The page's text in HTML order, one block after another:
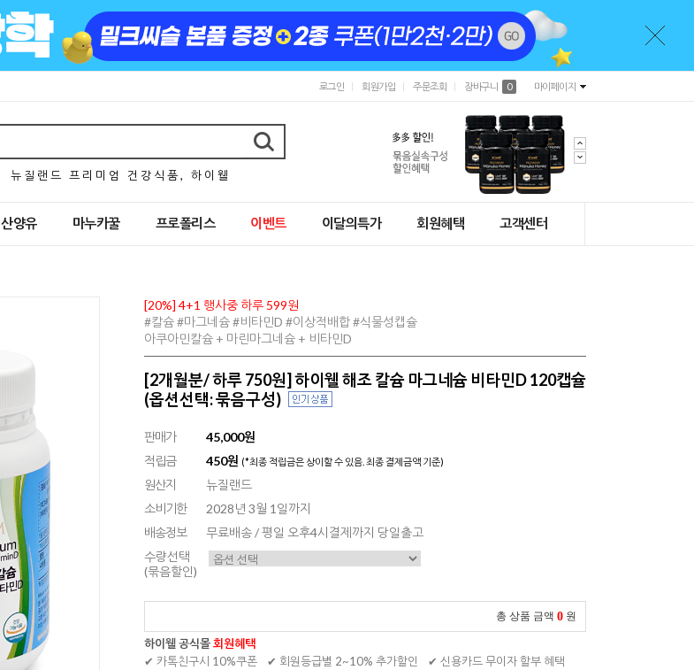
로그인 회원가입 주문조회 장바구니 0 마이페이지
뉴 질 랜 드 프 리 미 엄 건 강 식 품 , 하 이 웰
산양유 마누카꿀 프로폴리스 이벤트 이달의특가 회원혜택 고객센터
[20%] 4+1 행사중 하루 599원
#칼슘 #마그네슘 #비타민D #이상적배합 #식물성캡슐
아쿠아민칼슘 + 마린마그네슘 + 비타민D
[2개월분/ 하루 750원] 하이웰 해조 칼슘 마그네슘 비타민D 120캡슐
(옵션선택: 묶음구성)
판매가
45,000원
적립금
450원 (*최종 적립금은 상이할 수 있음. 최종 결제금액 기준)
원산지
뉴질랜드
소비기한
2028년 3월 1일까지
배송정보
무료배송 / 평일 오후4시결제까지 당일출고
수량선택
(묶음할인)
총 상품 금액 0 원
하이웰 공식몰회원혜택
✔ 카톡친구시 10%쿠폰
✔ 회원등급별 2~10% 추가할인 ✔ 신용카드 무이자 할부 혜택